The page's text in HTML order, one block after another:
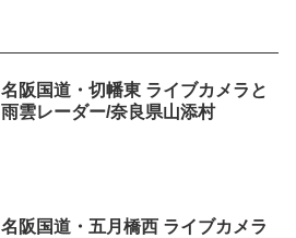
名阪国道・切幡東 ライブカメラと
雨雲レーダー/奈良県山添村
名阪国道・五月橋西 ライブカメラ